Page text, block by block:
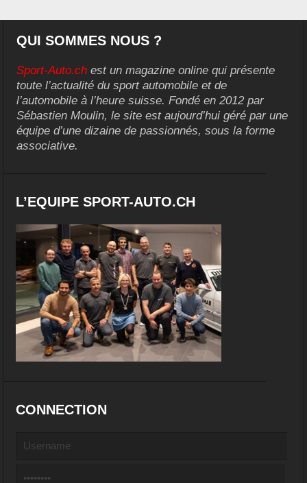
QUI SOMMES NOUS ?
Sport-Auto.ch est un magazine online qui présente
toute l’actualité du sport automobile et de
l’automobile à l’heure suisse. Fondé en 2012 par
Sébastien Moulin, le site est aujourd’hui géré par une
équipe d’une dizaine de passionnés, sous la forme
associative.
L’EQUIPE SPORT-AUTO.CH
CONNECTION